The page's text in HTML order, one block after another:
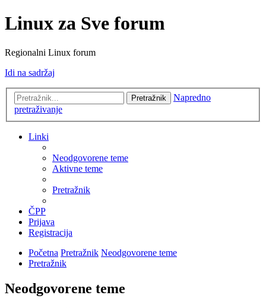
Linux za Sve forum
Regionalni Linux forum
Idi na sadržaj
Pretražnik
Napredno
pretraživanje
Linki
Neodgovorene teme
Aktivne teme
Pretražnik
ČPP
Prijava
Registracija
Početna Pretražnik Neodgovorene teme
Pretražnik
Neodgovorene teme